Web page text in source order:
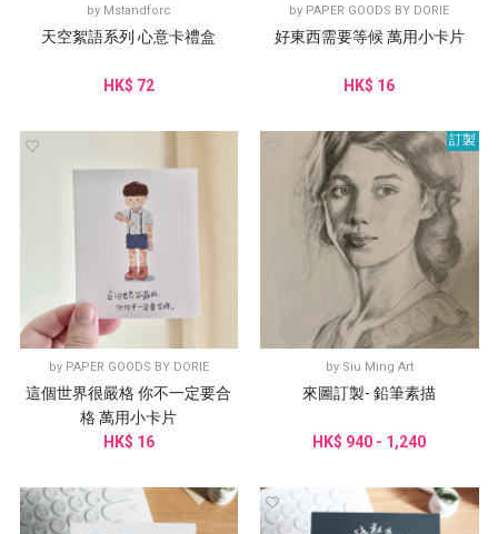
by Mstandforc
天空絮語系列 心意卡禮盒
HK$ 72
by PAPER GOODS BY DORIE
好東西需要等候 萬用小卡片
HK$ 16
by PAPER GOODS BY DORIE
這個世界很嚴格 你不一定要合
格 萬用小卡片
HK$ 16
訂製
by Siu Ming Art
來圖訂製- 鉛筆素描
HK$ 940 - 1,240